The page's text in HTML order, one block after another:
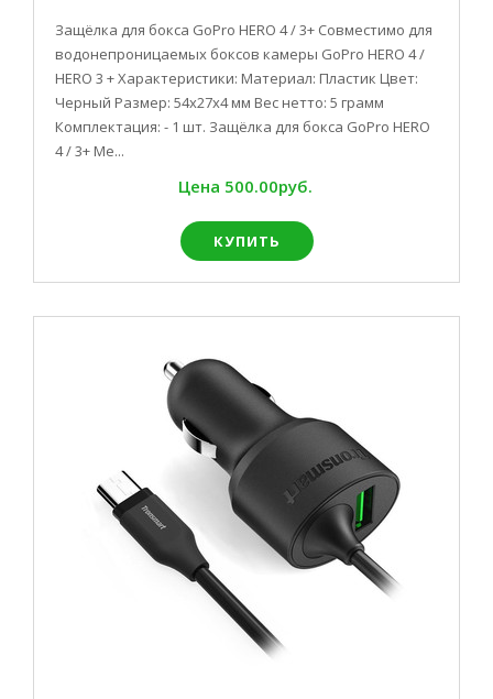
Защёлка для бокса GoPro HERO 4 / 3+ Совместимо для
водонепроницаемых боксов камеры GoPro HERO 4 /
HERO 3 + Характеристики: Материал: Пластик Цвет:
Черный Размер: 54x27x4 мм Вес нетто: 5 грамм
Комплектация: - 1 шт. Защёлка для бокса GoPro HERO
4 / 3+ Ме...
Цена 500.00руб.
КУПИТЬ